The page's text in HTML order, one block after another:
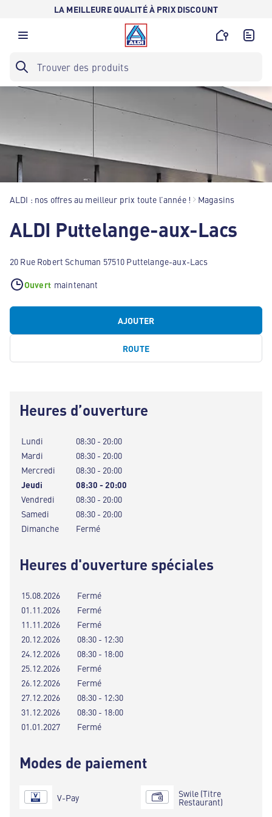
LA MEILLEURE QUALITÉ À PRIX DISCOUNT
ALDI : nos offres au meilleur prix toute l’année ! Magasins
ALDI Puttelange-aux-Lacs
20 Rue Robert Schuman 57510 Puttelange-aux-Lacs
Ouvert maintenant
AJOUTER
ROUTE
Heures d’ouverture
Lundi
08:30 - 20:00
Mardi
08:30 - 20:00
Mercredi
08:30 - 20:00
Jeudi
08:30 - 20:00
Vendredi
08:30 - 20:00
Samedi
08:30 - 20:00
Dimanche
Fermé
Heures d'ouverture spéciales
15.08.2026
Fermé
01.11.2026
Fermé
11.11.2026
Fermé
20.12.2026
08:30 - 12:30
24.12.2026
08:30 - 18:00
25.12.2026
Fermé
26.12.2026
Fermé
27.12.2026
08:30 - 12:30
31.12.2026
08:30 - 18:00
01.01.2027
Fermé
Modes de paiement
V-Pay Swile (Titre
Restaurant)